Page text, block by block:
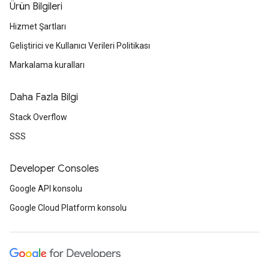
Ürün Bilgileri
Hizmet Şartları
Geliştirici ve Kullanıcı Verileri Politikası
Markalama kuralları
Daha Fazla Bilgi
Stack Overflow
SSS
Developer Consoles
Google API konsolu
Google Cloud Platform konsolu